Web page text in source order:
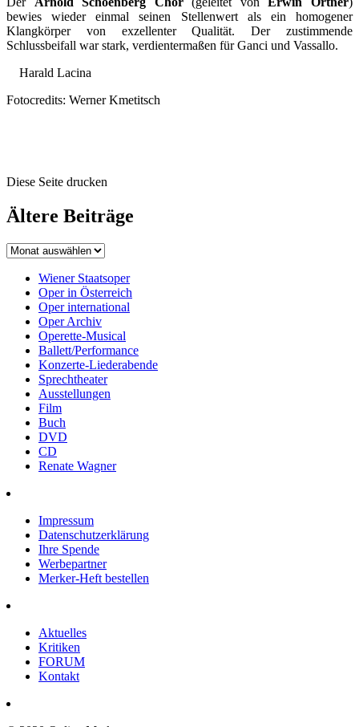
bewies wieder einmal seinen Stellenwert als ein homogener
Klangkörper von exzellenter Qualität. Der zustimmende
Schlussbeifall war stark, verdientermaßen für Ganci und Vassallo.
Harald Lacina
Fotocredits: Werner Kmetitsch
Diese Seite drucken
Ältere Beiträge
Wiener Staatsoper
Oper in Österreich
Oper international
Oper Archiv
Operette-Musical
Ballett/Performance
Konzerte-Liederabende
Sprechtheater
Ausstellungen
Film
Buch
DVD
CD
Renate Wagner
Impressum
Datenschutzerklärung
Ihre Spende
Werbepartner
Merker-Heft bestellen
Aktuelles
Kritiken
FORUM
Kontakt